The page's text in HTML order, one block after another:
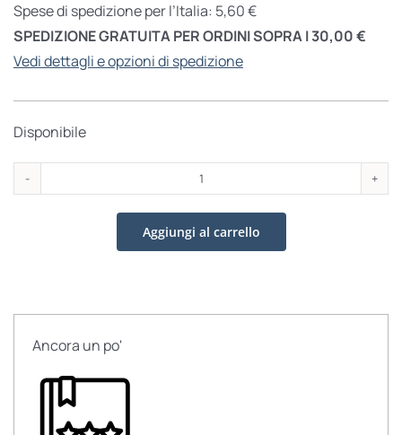
Spese di spedizione per l’Italia: 5,60 €
SPEDIZIONE GRATUITA PER ORDINI SOPRA I 30,00 €
Vedi dettagli e opzioni di spedizione
Disponibile
Grazia
Deledda
quantità
Aggiungi al carrello
Ancora un po'